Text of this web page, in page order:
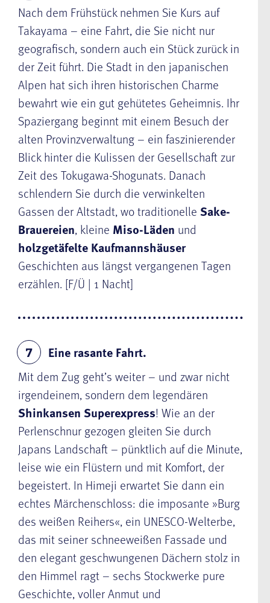
Nach dem Frühstück nehmen Sie Kurs auf
Takayama – eine Fahrt, die Sie nicht nur
geografisch, sondern auch ein Stück zurück in
der Zeit führt. Die Stadt in den japanischen
Alpen hat sich ihren historischen Charme
bewahrt wie ein gut gehütetes Geheimnis. Ihr
Spaziergang beginnt mit einem Besuch der
alten Provinzverwaltung – ein faszinierender
Blick hinter die Kulissen der Gesellschaft zur
Zeit des Tokugawa-Shogunats. Danach
schlendern Sie durch die verwinkelten
Gassen der Altstadt, wo traditionelle Sake-
Brauereien, kleine Miso-Läden und
holzgetäfelte Kaufmannshäuser
Geschichten aus längst vergangenen Tagen
erzählen. [F/Ü | 1 Nacht]
7
Eine rasante Fahrt.
Mit dem Zug geht’s weiter – und zwar nicht
irgendeinem, sondern dem legendären
Shinkansen Superexpress! Wie an der
Perlenschnur gezogen gleiten Sie durch
Japans Landschaft – pünktlich auf die Minute,
leise wie ein Flüstern und mit Komfort, der
begeistert. In Himeji erwartet Sie dann ein
echtes Märchenschloss: die imposante »Burg
des weißen Reihers«, ein UNESCO-Welterbe,
das mit seiner schneeweißen Fassade und
den elegant geschwungenen Dächern stolz in
den Himmel ragt – sechs Stockwerke pure
Geschichte, voller Anmut und